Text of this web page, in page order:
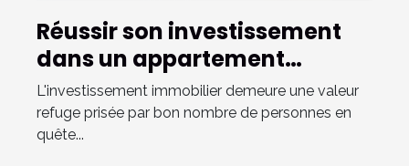
Réussir son investissement
dans un appartement
contemporain
L'investissement immobilier demeure une valeur
refuge prisée par bon nombre de personnes en
quête...